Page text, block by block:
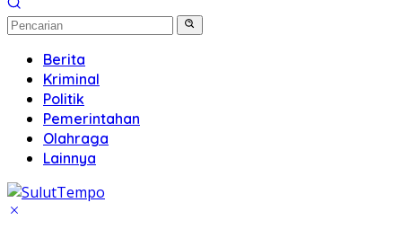
Berita
Kriminal
Politik
Pemerintahan
Olahraga
Lainnya